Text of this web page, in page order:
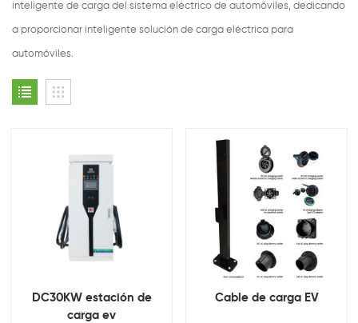
inteligente de carga del sistema eléctrico de automóviles, dedicando
a proporcionar inteligente solución de carga eléctrica para
automóviles.
DC30KW estación de
carga ev
Cable de carga EV